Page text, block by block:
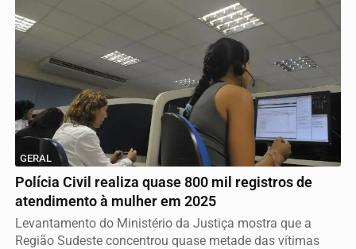
GERAL
Polícia Civil realiza quase 800 mil registros de
atendimento à mulher em 2025
Levantamento do Ministério da Justiça mostra que a
Região Sudeste concentrou quase metade das vítimas